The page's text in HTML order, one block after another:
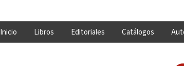
Inicio Libros Editoriales Catálogos